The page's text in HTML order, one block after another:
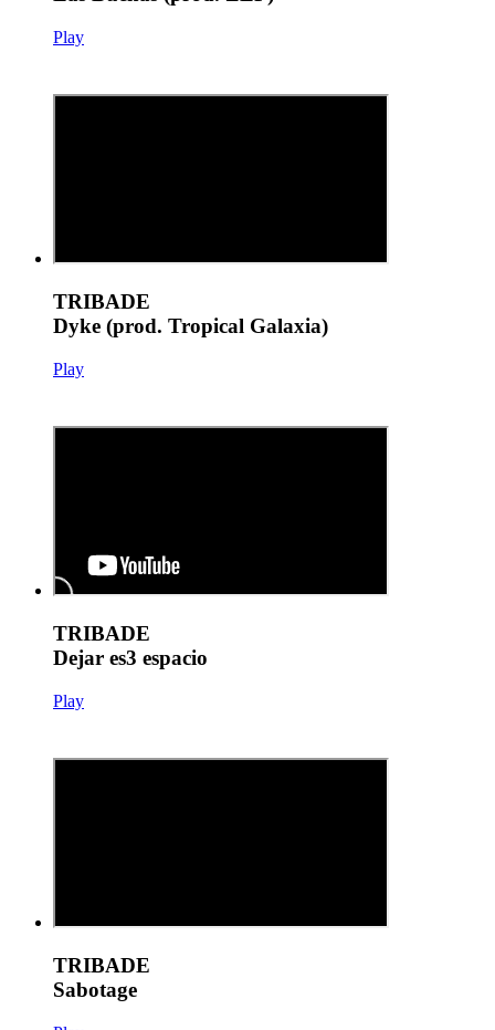
Play
TRIBADE
Dyke (prod. Tropical Galaxia)
Play
TRIBADE
Dejar es3 espacio
Play
TRIBADE
Sabotage